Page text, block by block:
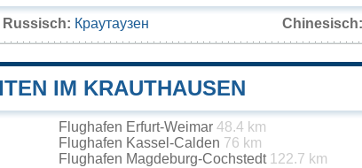
Russisch: Краутаузен Chinesisch:
IM KRAUTHAUSEN
Flughafen Erfurt-Weimar 48.4 km
Flughafen Kassel-Calden 76 km
Flughafen Magdeburg-Cochstedt 122.7 km